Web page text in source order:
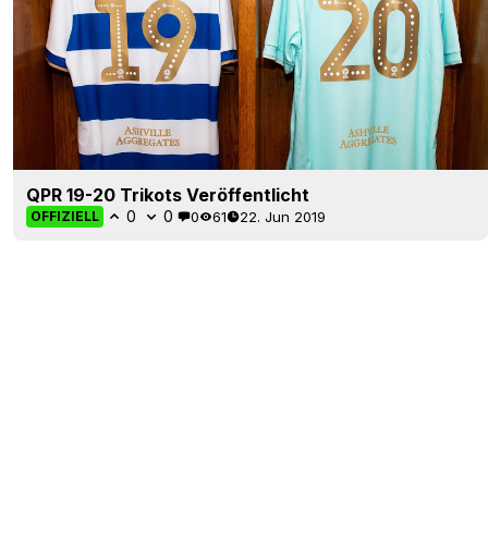
QPR 19-20 Trikots Veröffentlicht
OFFIZIELL 0 0 0 61 22. Jun 2019